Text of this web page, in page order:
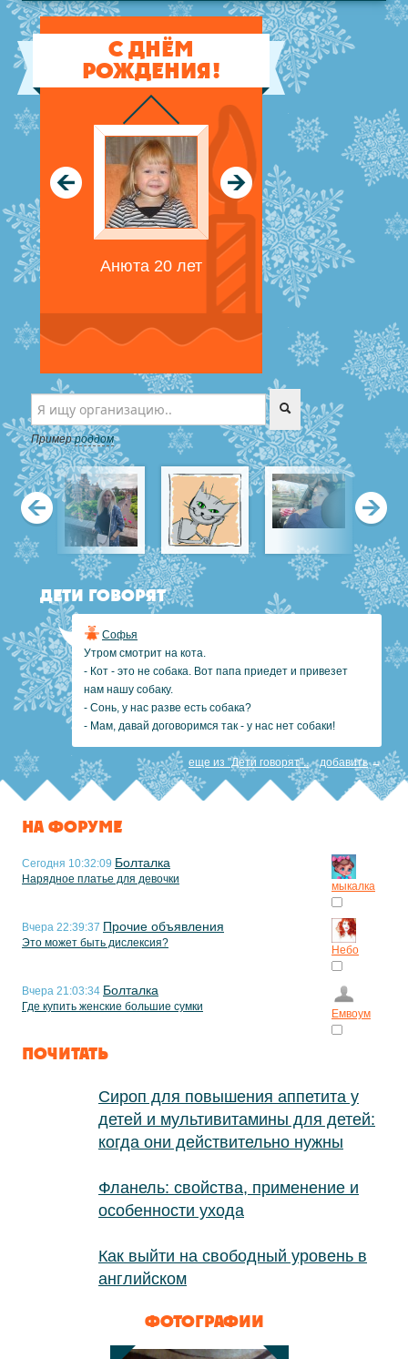
Максим Быстров 3 комментария
Детская поликлиника
ул. Юных Пионеров, 86 тел.
31-36-17, 31-35-73
Детская поликлиника
№4
ул. Беговая, 27 тел. 55-49-41,
55-58-32
Детская поликлиника
№5
ул. Самоковская, 7 тел. 53-08-
61, 53-09-01
Детская поликлиника
ул.Димитрова 14а, тел. 22-77-
С ДНЁМ
РОЖДЕНИЯ!
Анюта 20 лет
Примерроддом
Предыдущее
ДЕТИ ГОВОРЯТ
Софья
Утром смотрит на кота.
- Кот - это не собака. Вот папа приедет и привезет
нам нашу собаку.
- Сонь, у нас разве есть собака?
- Мам, давай договоримся так - у нас нет собаки!
еще из "Дети говорят".. добавить→
НА ФОРУМЕ
Сегодня 10:32:09 Болталка
Нарядное платье для девочки
мыкалка
Вчера 22:39:37 Прочие объявления
Это может быть дислексия?
Небо
Вчера 21:03:34 Болталка
Где купить женские большие сумки
Емвоум
ПОЧИТАТЬ
Сироп для повышения аппетита у
детей и мультивитамины для детей:
когда они действительно нужны
Фланель: свойства, применение и
особенности ухода
Как выйти на свободный уровень в
английском
ФОТОГРАФИИ